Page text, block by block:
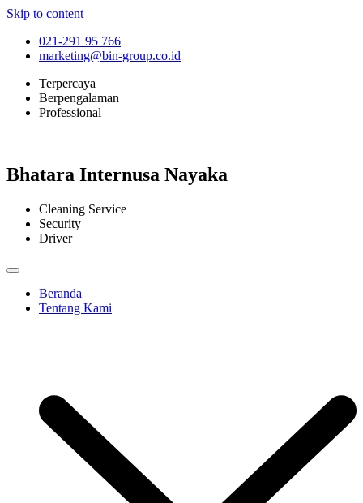
Skip to content
021-291 95 766
marketing@bin-group.co.id
Terpercaya
Berpengalaman
Professional
Bhatara Internusa Nayaka
Cleaning Service
Security
Driver
Beranda
Tentang Kami